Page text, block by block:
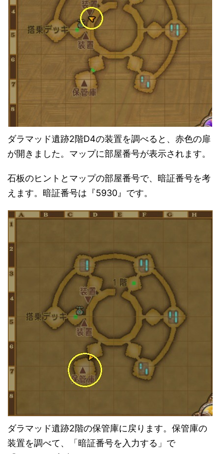
ダラマッド遺跡2階D4の装置を調べると、赤色の扉
が開きました。マップに部屋番号が表示されます。
石板のヒントとマップの部屋番号で、暗証番号を考
えます。暗証番号は『5930』です。
ダラマッド遺跡2階の保管庫に戻ります。保管庫の
装置を調べて、「暗証番号を入力する」で